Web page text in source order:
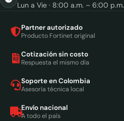
Lun a Vie · 8:00 a.m. – 6:00 p.m.
Partner autorizado
Producto Fortinet original
Cotización sin costo
Respuesta el mismo día
Soporte en Colombia
Asesoría técnica local
Envío nacional
A todo el país